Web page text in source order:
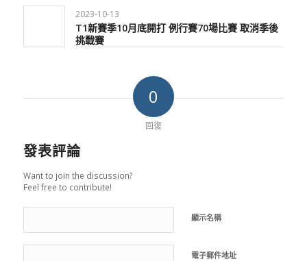
2023-10-13
T1新賽季10月底開打 例行賽70場比賽 取消季後
挑戰賽
0
回復
發表評論
Want to join the discussion?
Feel free to contribute!
顯示名稱
電子郵件地址